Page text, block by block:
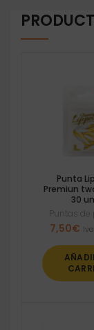
Punta
Premiun
30
Puntas
7,50€